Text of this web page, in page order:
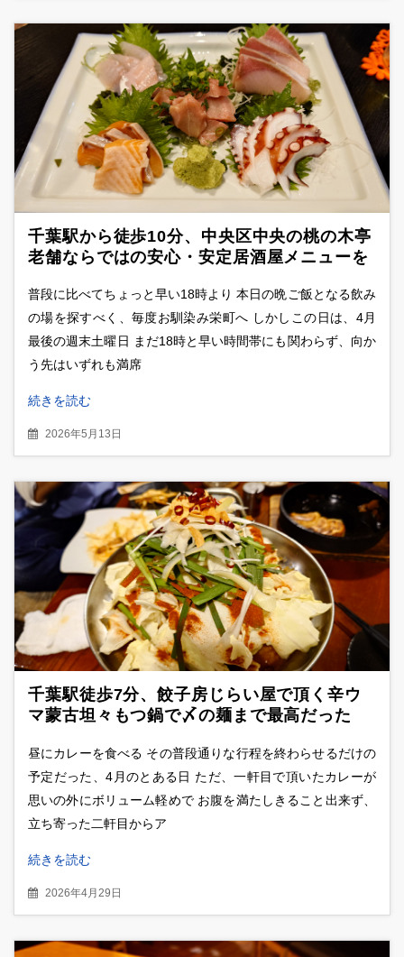
千葉駅から徒歩10分、中央区中央の桃の木亭
老舗ならではの安心・安定居酒屋メニューを
普段に比べてちょっと早い18時より 本日の晩ご飯となる飲み
の場を探すべく、毎度お馴染み栄町へ しかしこの日は、4月
最後の週末土曜日 まだ18時と早い時間帯にも関わらず、向か
う先はいずれも満席
続きを読む
2026年5月13日
千葉駅徒歩7分、餃子房じらい屋で頂く辛ウ
マ蒙古坦々もつ鍋で〆の麺まで最高だった
昼にカレーを食べる その普段通りな行程を終わらせるだけの
予定だった、4月のとある日 ただ、一軒目で頂いたカレーが
思いの外にボリューム軽めで お腹を満たしきること出来ず、
立ち寄った二軒目からア
続きを読む
2026年4月29日